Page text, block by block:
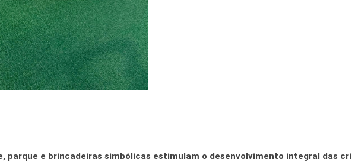
parque e brincadeiras simbólicas estimulam o desenvolvimento integral das